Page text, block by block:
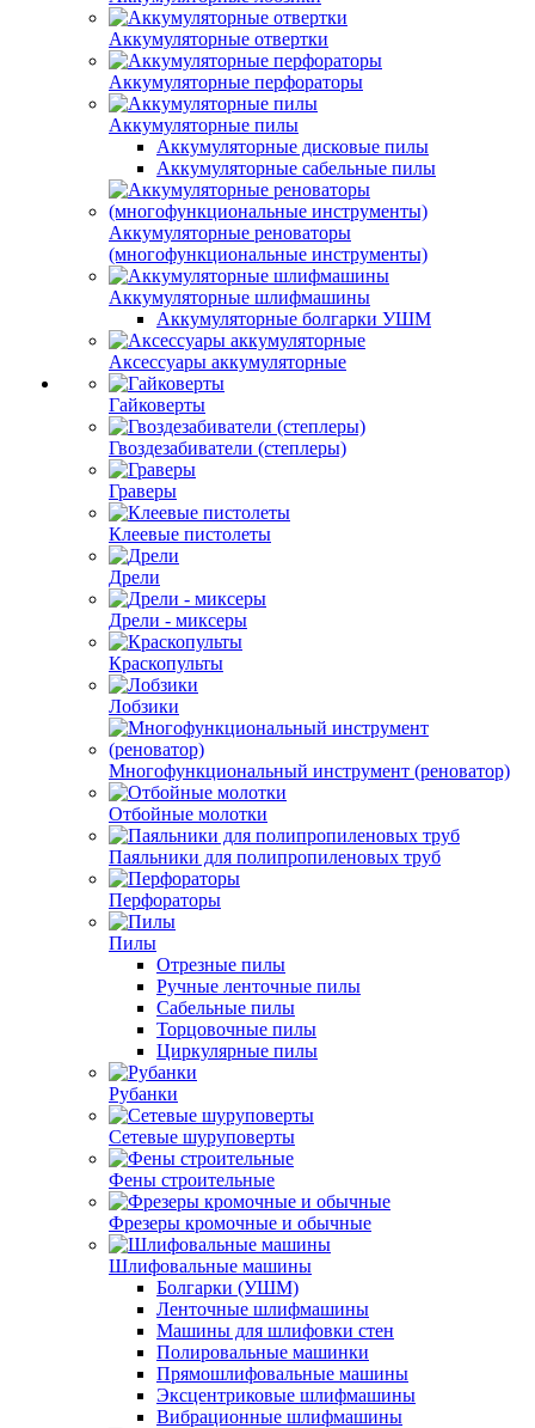
Аккумуляторные отвертки
Аккумуляторные перфораторы
Аккумуляторные пилы
Аккумуляторные дисковые пилы
Аккумуляторные сабельные пилы
Аккумуляторные реноваторы
(многофункциональные инструменты)
Аккумуляторные шлифмашины
Аккумуляторные болгарки УШМ
Аксессуары аккумуляторные
Гайковерты
Гвоздезабиватели (степлеры)
Граверы
Клеевые пистолеты
Дрели
Дрели - миксеры
Краскопульты
Лобзики
Многофункциональный инструмент (реноватор)
Отбойные молотки
Паяльники для полипропиленовых труб
Перфораторы
Пилы
Отрезные пилы
Ручные ленточные пилы
Сабельные пилы
Торцовочные пилы
Циркулярные пилы
Рубанки
Сетевые шуруповерты
Фены строительные
Фрезеры кромочные и обычные
Шлифовальные машины
Болгарки (УШМ)
Ленточные шлифмашины
Машины для шлифовки стен
Полировальные машинки
Прямошлифовальные машины
Эксцентриковые шлифмашины
Вибрационные шлифмашины